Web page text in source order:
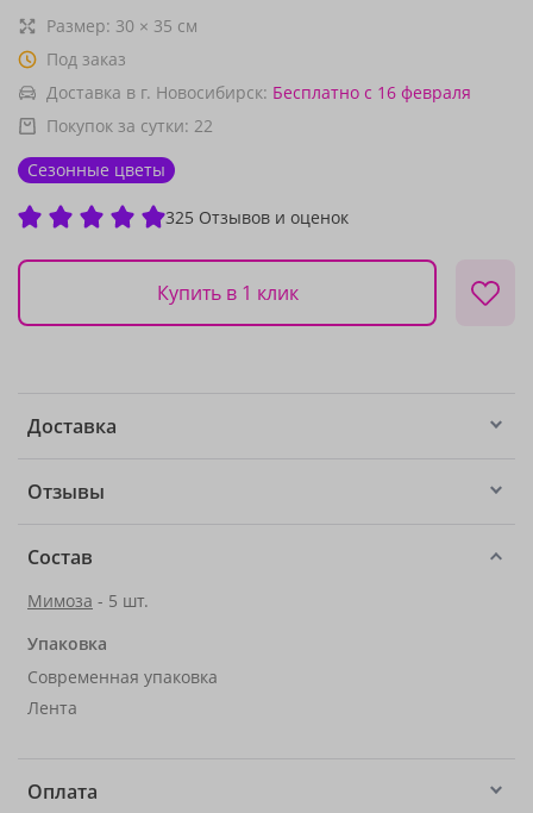
Размер: 30 × 35 см
Под заказ
Доставка в г. Новосибирск: Бесплатно с 16 февраля
Покупок за сутки: 22
Сезонные цветы
325 Отзывов и оценок
Купить в 1 клик
Доставка
Отзывы
Состав
Мимоза - 5 шт.
Упаковка
Современная упаковка
Лента
Оплата